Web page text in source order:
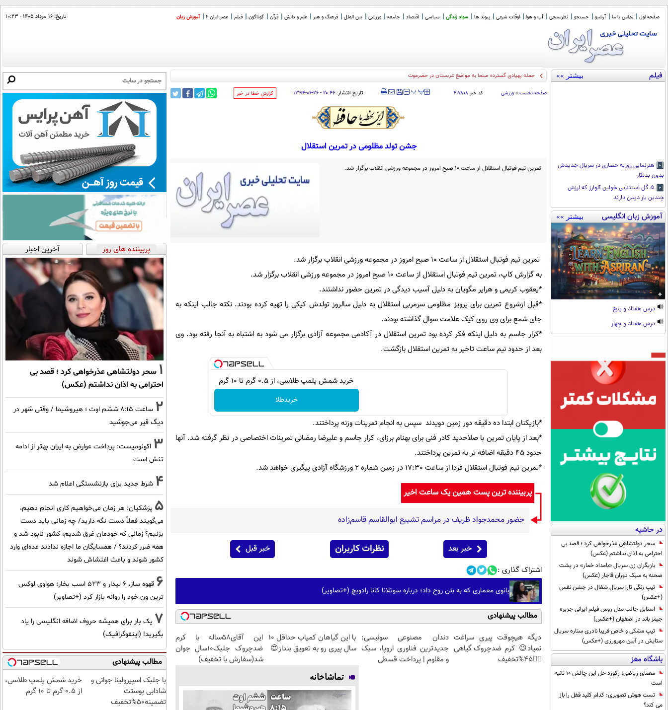
صفحه اول تماس با ما آرشیو جستجو نظرسنجی آب و هوا اوقات شرعی پیوند ها سواد زندگی سیاسی اقتصاد جامعه ورزشی بین الملل فرهنگ و هنر علم و دانش قرآن گوناگون فیلم عصر ایران 2 آموزش زبان تاریخ: ۱۶ مرداد ۱۴۰۵ - ۱۰:۲۳
فیلم بیشتر »»
هنرنمایی روزبه حصاری در سریال جدیدش
بدون بدلکار
۵ گل استثنایی خولین آلوارز که ارزش
چندین بار دیدن دارند
آموزش زبان انگلیسی بیشتر »»
درس هفتاد و پنج
درس هفتاد و چهار
در حاشیه
سحر دولتشاهی عذرخواهی کرد ؛ قصد بی
احترامی به اذان نداشتم (عکس)
بازیگران زن سریال «بامداد خمار» در پشت
صحنه به سبک دوران قاجار (عکس)
تیپ رنگی تارا سریال شغال در جشن نفس
(+عکس)
استایل جالب مدل روس فیلم ایرانی جزیره
جیمز باند در اصفهان (+عکس)
تیپ مشکی و خاص فریبا نادری ستاره سریال
ستایش در آیین مهرورزی (+عکس)
باشگاه مغز
معمای ریاضی؛ رکورد حل این چالش 10 ثانیه
است
تست هوش تصویری: کدام کلید قفل را باز
می کند؟
حمله پهپادی گسترده صنعا به مواضع عربستان در حضرموت
صفحه نخست » ورزشی کد خبر ۴۱۷۸۰۸ ‍‍‍ پپ تاریخ انتشار: ۲۰:۴۶ - ۲۶-۰۶-۱۳۹۴ ‌گزارش خطا در خبر
جشن تولد مظلومی در تمرین استقلال
تمرین تیم فوتبال استقلال از ساعت 10 صبح امروز در مجموعه ورزشی انقلاب برگزار شد.
تمرین تیم فوتبال استقلال از ساعت 10 صبح امروز در مجموعه ورزشی انقلاب برگزار شد.
به گزارش کاپ، تمرین تیم فوتبال استقلال از ساعت 10 صبح امروز در مجموعه ورزشی انقلاب برگزار شد.
*یعقوب کریمی و هرایر مگویان به دلیل آسیب دیدگی در تمرین حضور نداشتند.
*قبل ازشروع تمرین برای پرویز مظلومی سرمربی استقلال به دلیل سالروز تولدش کیکی را تهیه کرده بودند. نکته جالب اینکه به
جای شمع برای وی روی کیک علامت سوال گذاشته بودند.
*کرار جاسم به دلیل اینکه فکر کرده بود تمرین استقلال در آکادمی مجموعه آزادی برگزار می شود به اشتباه به آنجا رفته بود. وی
بعد از حدود نیم ساعت تاخیر به تمرین استقلال بازگشت.
خرید شمش پلمپ طلاسی، از ۰.۵ گرم تا ۱۰ گرم
خریدطلا
*بازیکنان ابتدا ده دقیقه دور زمین دویدند سپس به انجام تمرینات وزنه پرداختند.
*بعد از پایان تمرین با صلاحدید کادر فنی برای بهنام برزای، کرار جاسم و علیرضا رمضانی تمرینات اختصاصی در نظر گرفته شد. آنها
حدود 45 دقیقه اضافه تر به تمرین پرداختند.
*تمرین تیم فوتبال استقلال فردا از ساعت 17:30 در زمین شماره 2 ورزشگاه آزادی پیگیری خواهد شد.
پربیننده ترین پست همین یک ساعت اخیر
حضور محمدجواد ظریف در مراسم تشییع ابوالقاسم قاسم‌زاده
خبر بعد نظرات کاربران خبر قبل
اشتراک گذاری :
بانوی معماری که به بتن روح داد؛ درباره سوتلانا کانا رادویچ (+تصاویر)
مطالب پیشنهادی
دیگه هیچوقت پیری سراغت
نمیاد😉 کرم ضدچروک گیاهی
👈🏻45%تخفیف
دندان مصنوعی سوئیسی:
جدیدترین فناوری اروپا، سبک
و مقاوم | پرداخت قسطی
با این گیاهان کمیاب حداقل 10
سال پیری رو به تعویق بنداز😍
این آقای58ساله با کرم
ضدچروک جلبک10سال جوان
شد(سفارش با تخفیف)
تماشاخانه
پربیننده های روز آخرین اخبار
1 سحر دولتشاهی عذرخواهی کرد ؛ قصد بی
احترامی به اذان نداشتم (عکس)
2
ساعت ۸:۱۵ ششم اوت ؛ هیروشیما / وقتی شهر در
دیگ قیر می‌جوشید
3 اکونومیست: پرداخت عوارض به ایران بهتر از ادامه
تنش است
4 شرط جدید برای بازنشستگی اعلام شد
5 پزشکیان: هر زمان می‌خواهیم کاری انجام دهیم،
می‌گویند فعلاً دست نگه دارید/ چه زمانی باید دست
بزنیم؟ زمانی که خودمان غرق شدیم، کشور نابود شد و
همه ضرر کردند؟ / همسایگان ما اجازه ندادند عده‌ای وارد
کشور شوند و باعث اغتشاش شوند
6
قهوه ساز، 6 لیدار و 523 اسب بخار؛ هواوی لوکس
ترین ون خود را روانه بازار کرد (+تصاویر)
7 یک بار برای همیشه حروف اضافه انگلیسی را یاد
بگیرید! (اینفوگرافیک)
مطالب پیشنهادی
با جلبک اسپیرولینا جوانی و
شادابی پوستت
تضمینه50%تخفیف
خرید شمش پلمپ طلاسی،
از ۰.۵ گرم تا ۱۰ گرم